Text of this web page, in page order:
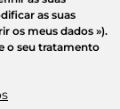
as suas
os meus dados »).
o seu tratamento